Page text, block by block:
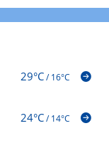
29°C/16°C
24°C/14°C